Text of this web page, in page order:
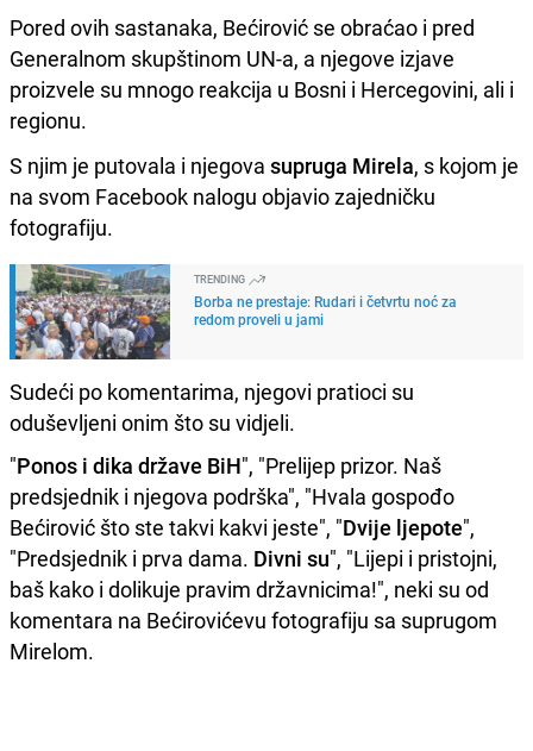
Pored ovih sastanaka, Bećirović se obraćao i pred
Generalnom skupštinom UN-a, a njegove izjave
proizvele su mnogo reakcija u Bosni i Hercegovini, ali i
regionu.
S njim je putovala i njegova supruga Mirela, s kojom je
na svom Facebook nalogu objavio zajedničku
fotografiju.
TRENDING
Borba ne prestaje: Rudari i četvrtu noć za
redom proveli u jami
Sudeći po komentarima, njegovi pratioci su
oduševljeni onim što su vidjeli.
"Ponos i dika države BiH", "Prelijep prizor. Naš
predsjednik i njegova podrška", "Hvala gospođo
Bećirović što ste takvi kakvi jeste", "Dvije ljepote",
"Predsjednik i prva dama. Divni su", "Lijepi i pristojni,
baš kako i dolikuje pravim državnicima!", neki su od
komentara na Bećirovićevu fotografiju sa suprugom
Mirelom.